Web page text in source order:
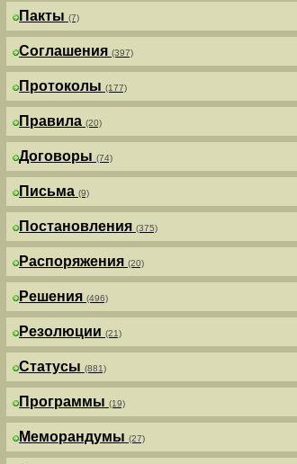
Пакты (7)
Соглашения (397)
Протоколы (177)
Правила (20)
Договоры (74)
Письма (9)
Постановления (375)
Распоряжения (20)
Решения (496)
Резолюции (21)
Статусы (881)
Программы (19)
Меморандумы (27)